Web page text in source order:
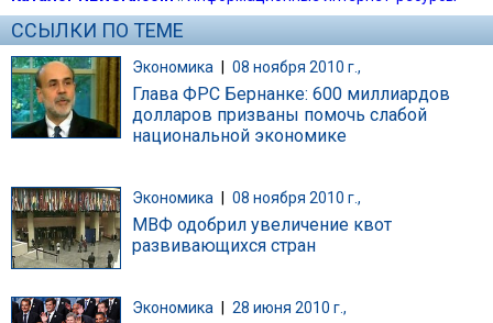
ССЫЛКИ ПО ТЕМЕ
Экономика | 08 ноября 2010 г.,
Глава ФРС Бернанке: 600 миллиардов
долларов призваны помочь слабой
национальной экономике
Экономика 08 ноября 2010 г.,
МВФ одобрил увеличение квот
развивающихся стран
Экономика 28 июня 2010 г.,